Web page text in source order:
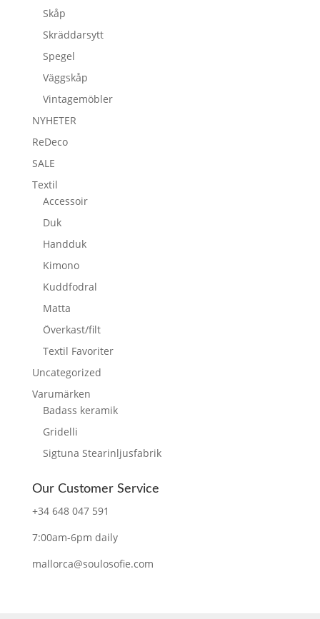
Skåp
Skräddarsytt
Spegel
Väggskåp
Vintagemöbler
NYHETER
ReDeco
SALE
Textil
Accessoir
Duk
Handduk
Kimono
Kuddfodral
Matta
Överkast/filt
Textil Favoriter
Uncategorized
Varumärken
Badass keramik
Gridelli
Sigtuna Stearinljusfabrik
Our Customer Service
+34 648 047 591
7:00am-6pm daily
mallorca@soulosofie.com